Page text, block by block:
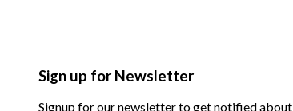
Sign up for Newsletter
Signup for our newsletter to get notified about